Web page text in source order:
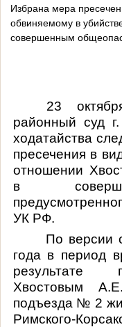
Избрана мера
обвиняемому в
совершенным
23
районный суд
ходатайства
пресечения в
отношении
в
УК РФ.
По версии
года в период
результате
Хвостовым
подъезда № 2
Римского-